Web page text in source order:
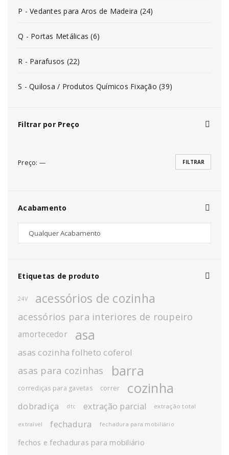
P - Vedantes para Aros de Madeira (24)
Q - Portas Metálicas (6)
R - Parafusos (22)
S - Quilosa / Produtos Químicos Fixação (39)
Filtrar por Preço
FILTRAR
Preço: —
Acabamento
Etiquetas de produto
24V acessórios de cozinha
acessórios para interiores de roupeiro
amortecedor asa
asas cozinha folheto coferol
asas para cozinhas barra
corrediças para gavetas correr cozinha
dobradiça dtc extração parcial extração total
extraível fechadura fechadura para mobiliário
fechos e fechaduras para mobiliário